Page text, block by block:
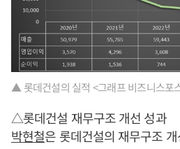
▲ 롯데건설의 실적 <그래프 비즈니스포
△롯데건설 재무구조 개선 성과
박현철은 롯데건설의 재무구조